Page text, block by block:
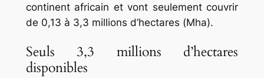
continent africain et vont seulement couvrir
de 0,13 à 3,3 millions d’hectares (Mha).
Seuls 3,3 millions d’hectares
disponibles